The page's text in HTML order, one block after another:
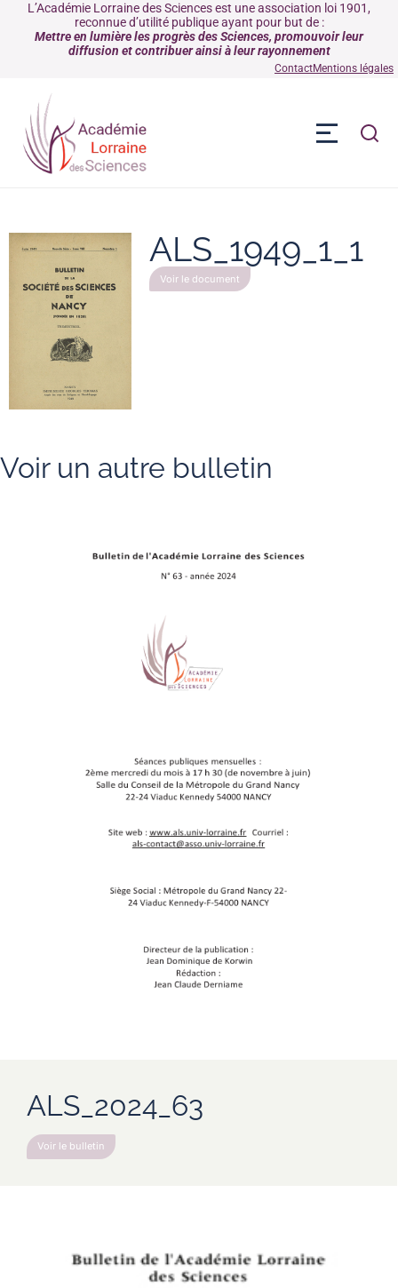
L’Académie Lorraine des Sciences est une association loi 1901,
reconnue d’utilité publique ayant pour but de :
Mettre en lumière les progrès des Sciences, promouvoir leur
diffusion et contribuer ainsi à leur rayonnement
ContactMentions légales
ALS_1949_1_1
Voir le document
Voir un autre bulletin
ALS_2024_63
Voir le bulletin